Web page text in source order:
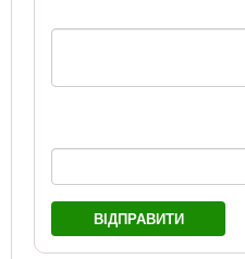
ВІДПРАВИТИ